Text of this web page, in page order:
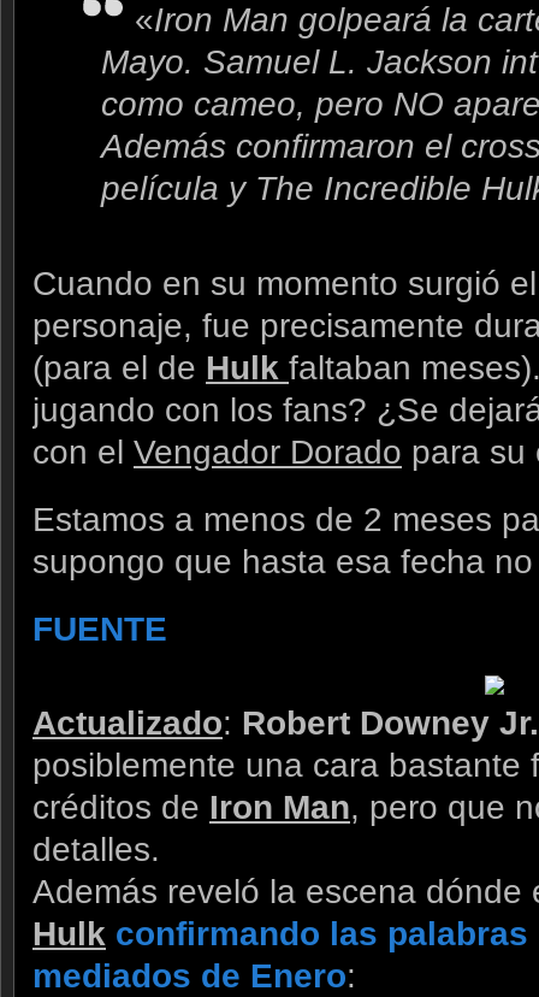
«Iron Man golpeará la
Mayo. Samuel L. Jackson
como cameo, pero NO
Además confirmaron el
película y The Incredible
Cuando en su momento surgió
personaje, fue precisamente
(para el de Hulk faltaban
jugando con los fans? ¿Se
con el Vengador Dorado para su
Estamos a menos de 2 meses
supongo que hasta esa fecha
FUENTE
Actualizado: Robert Downey Jr.
posiblemente una cara bastante
créditos de Iron Man, pero que
detalles.
Además reveló la escena
Hulk confirmando las
mediados de Enero: